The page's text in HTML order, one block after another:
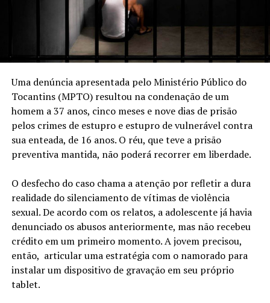
Uma denúncia apresentada pelo Ministério Público do
Tocantins (MPTO) resultou na condenação de um
homem a 37 anos, cinco meses e nove dias de prisão
pelos crimes de estupro e estupro de vulnerável contra
sua enteada, de 16 anos. O réu, que teve a prisão
preventiva mantida, não poderá recorrer em liberdade.
O desfecho do caso chama a atenção por refletir a dura
realidade do silenciamento de vítimas de violência
sexual. De acordo com os relatos, a adolescente já havia
denunciado os abusos anteriormente, mas não recebeu
crédito em um primeiro momento. A jovem precisou,
então, articular uma estratégia com o namorado para
instalar um dispositivo de gravação em seu próprio
tablet.